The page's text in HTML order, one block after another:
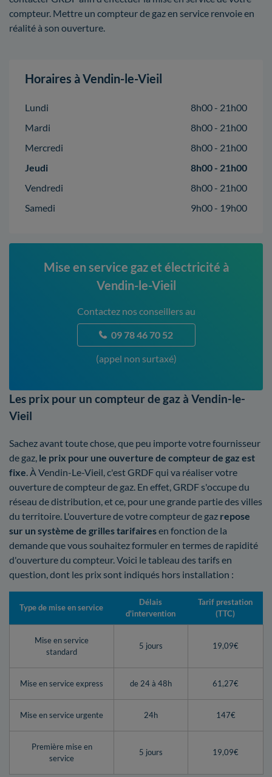
compteur. Mettre un compteur de gaz en service renvoie en
réalité à son ouverture.
Horaires à Vendin-le-Vieil
Lundi
8h00 - 21h00
Mardi
8h00 - 21h00
Mercredi
8h00 - 21h00
Jeudi
8h00 - 21h00
Vendredi
8h00 - 21h00
Samedi
9h00 - 19h00
Mise en service gaz et électricité à
Vendin-le-Vieil
Contactez nos conseillers au
09 78 46 70 52
(appel non surtaxé)
Les prix pour un compteur de gaz à Vendin-le-
Vieil
Sachez avant toute chose, que peu importe votre fournisseur
de gaz, le prix pour une ouverture de compteur de gaz est
fixe. À Vendin-Le-Vieil, c'est GRDF qui va réaliser votre
ouverture de compteur de gaz. En effet, GRDF s'occupe du
réseau de distribution, et ce, pour une grande partie des villes
du territoire. L'ouverture de votre compteur de gaz repose
sur un système de grilles tarifairesen fonction de la
demande que vous souhaitez formuler en termes de rapidité
d'ouverture du compteur. Voici le tableau des tarifs en
question, dont les prix sont indiqués hors installation :
Type de mise en service
Délais
d'intervention
Tarif prestation
(TTC)
Mise en service
standard
5 jours 19,09€
Mise en service express de 24 à 48h 61,27€
Mise en service urgente 24h 147€
Première mise en
service
5 jours 19,09€